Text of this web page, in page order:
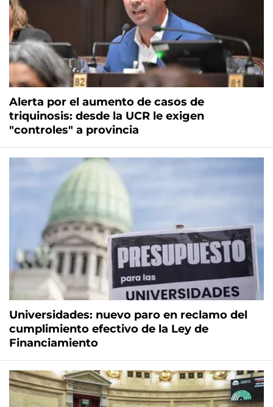
Alerta por el aumento de casos de
triquinosis: desde la UCR le exigen
"controles" a provincia
Universidades: nuevo paro en reclamo del
cumplimiento efectivo de la Ley de
Financiamiento